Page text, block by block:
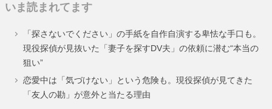
ー
ー
ー
いま読まれてます
「探さないでください」の手紙を自作自演する卑怯な手口も。
現役探偵が見抜いた「妻子を探すDV夫」の依頼に潜む“本当の
狙い”
恋愛中は「気づけない」という危険も。現役探偵が見てきた
「友人の勘」が意外と当たる理由